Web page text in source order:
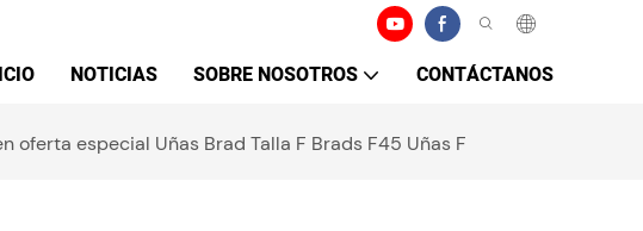
NOTICIAS SOBRE NOSOTROS CONTÁCTANOS
oferta especial Uñas Brad Talla F Brads F45 Uñas F